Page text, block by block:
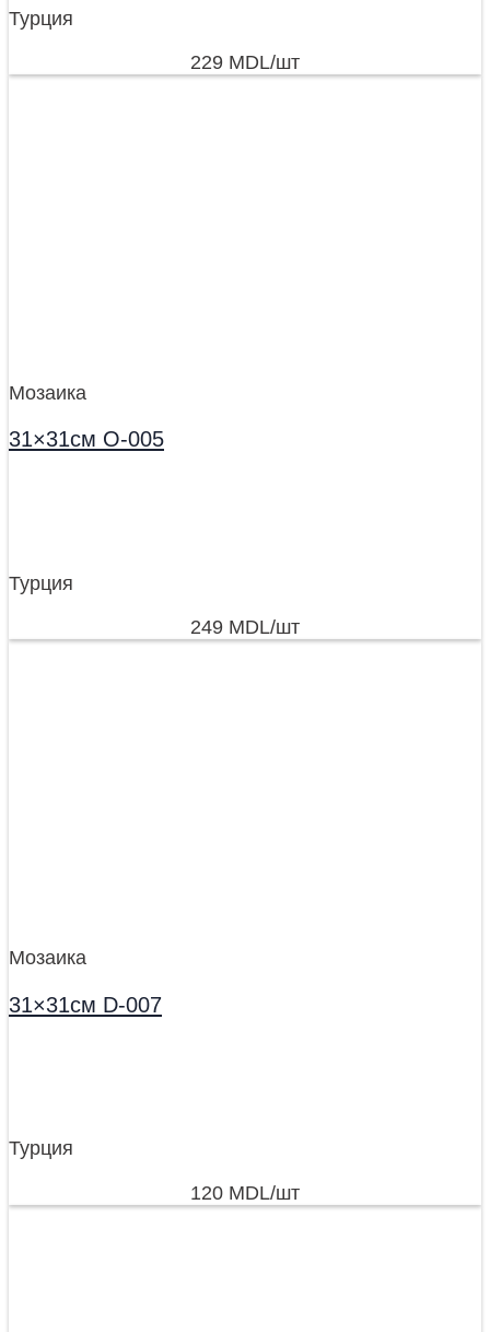
Турция
229 MDL/шт
Мозаика
31×31см O-005
Турция
249 MDL/шт
Мозаика
31×31см D-007
Турция
120 MDL/шт